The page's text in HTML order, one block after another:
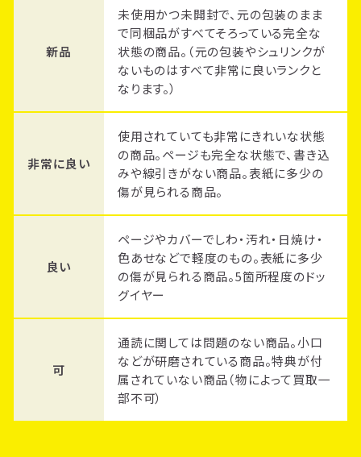
新品
未使用かつ未開封で、元の包装のまま
で同梱品がすべてそろっている完全な
状態の商品。（元の包装やシュリンクが
ないものはすべて非常に良いランクと
なります。）
非常に良い
使用されていても非常にきれいな状態
の商品。ページも完全な状態で、書き込
みや線引きがない商品。表紙に多少の
傷が見られる商品。
良い
ページやカバーでしわ・汚れ・日焼け・
色あせなどで軽度のもの。表紙に多少
の傷が見られる商品。5箇所程度のドッ
グイヤー
可
通読に関しては問題のない商品。小口
などが研磨されている商品。特典が付
属されていない商品（物によって買取一
部不可）